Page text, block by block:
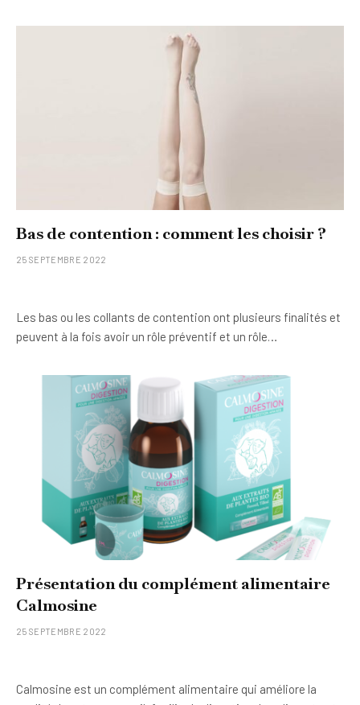
Bas de contention : comment les choisir ?
25 SEPTEMBRE 2022
Les bas ou les collants de contention ont plusieurs finalités et
peuvent à la fois avoir un rôle préventif et un rôle…
Présentation du complément alimentaire
Calmosine
25 SEPTEMBRE 2022
Calmosine est un complément alimentaire qui améliore la